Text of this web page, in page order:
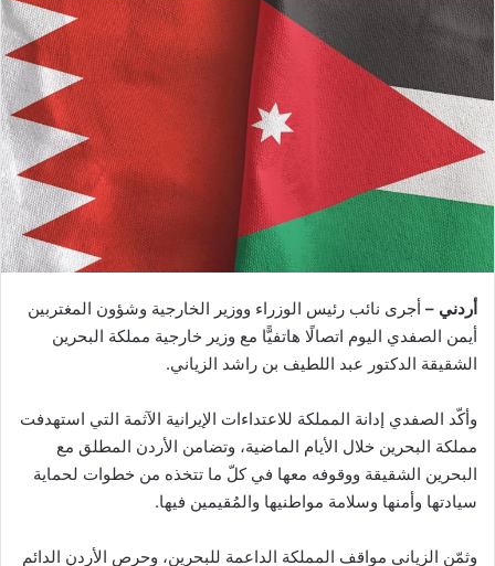
أردني – أجرى نائب رئيس الوزراء ووزير الخارجية وشؤون المغتربين
أيمن الصفدي اليوم اتصالًا هاتفيًّا مع وزير خارجية مملكة البحرين
الشقيقة الدكتور عبد اللطيف بن راشد الزياني.
وأكّد الصفدي إدانة المملكة للاعتداءات الإيرانية الآثمة التي استهدفت
مملكة البحرين خلال الأيام الماضية، وتضامن الأردن المطلق مع
البحرين الشقيقة ووقوفه معها في كلّ ما تتخذه من خطوات لحماية
سيادتها وأمنها وسلامة مواطنيها والمُقيمين فيها.
وثمّن الزياني مواقف المملكة الداعمة للبحرين، وحرص الأردن الدائم